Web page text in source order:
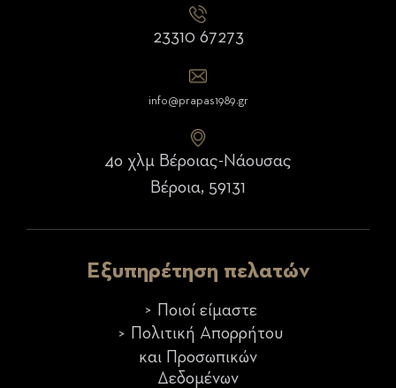
23310 67273
info@prapas1989.gr
4ο χλμ Βέροιας-Νάουσας
Βέροια, 59131
Εξυπηρέτηση πελατών
Ποιοί είμαστε
Πολιτική Απορρήτου
και Προσωπικών
Δεδομένων